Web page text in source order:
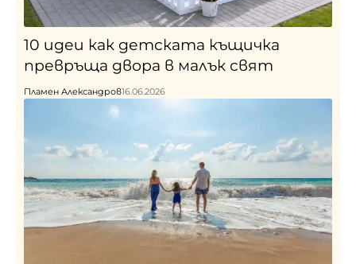
10 идеи как детската къщичка
превръща двора в малък свят
Пламен Александров16.06.2026